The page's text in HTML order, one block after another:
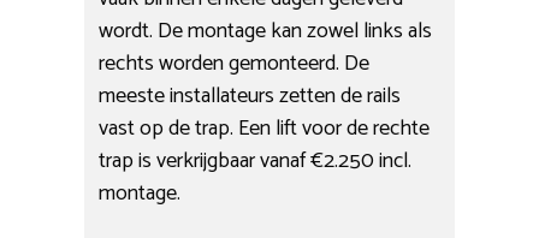
wordt. De montage kan zowel links als
rechts worden gemonteerd. De
meeste installateurs zetten de rails
vast op de trap. Een lift voor de rechte
trap is verkrijgbaar vanaf €2.250 incl.
montage.